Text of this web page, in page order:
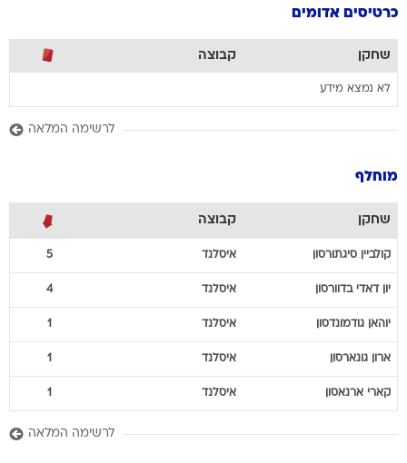
כרטיסים אדומים
שחקן קבוצה
לא נמצא מידע
לרשימה המלאה
מוחלף
שחקן קבוצה
קולביין סיגתורסון איסלנד 5
יון דאדי בדוורסון איסלנד 4
יוהאן גודמונדסון איסלנד 1
ארון גונארסון איסלנד 1
קארי ארנאסון איסלנד 1
לרשימה המלאה